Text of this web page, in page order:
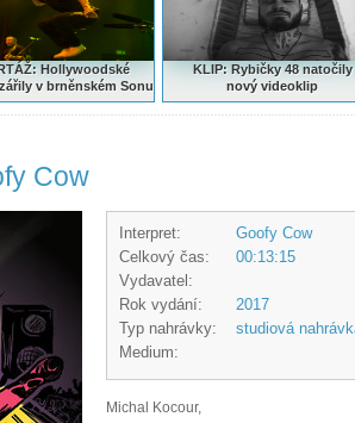
Hollywoodské
v brněnském Sonu
KLIP: Rybičky 48 natočily
nový videoklip
Cow
Interpret:
Goofy Cow
Celkový čas:
00:13:15
Vydavatel:
Rok vydání:
2017
Typ nahrávky:
studiová
Medium:
Michal Kocour,